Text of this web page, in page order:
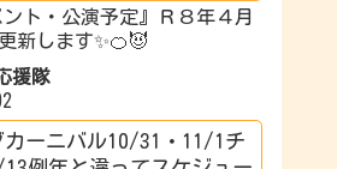
ント・公演予定』Ｒ８年４月
新します✨🍊😈
援隊
カーニバル10/31・11/1チ